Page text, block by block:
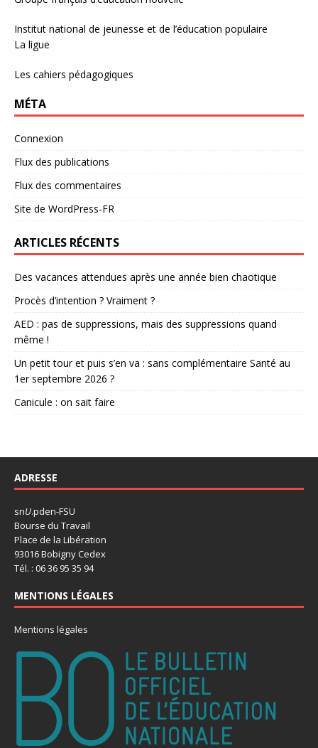
Institut national de jeunesse et de l’éducation populaire
La ligue
Les cahiers pédagogiques
MÉTA
Connexion
Flux des publications
Flux des commentaires
Site de WordPress-FR
ARTICLES RÉCENTS
Des vacances attendues après une année bien chaotique
Procès d’intention ? Vraiment ?
AED : pas de suppressions, mais des suppressions quand
même !
Un petit tour et puis s’en va : sans complémentaire Santé au
1er septembre 2026 ?
Canicule : on sait faire
ADRESSE
snU.pden-FSU
Bourse du Travail
Place de la Libération
93016 Bobigny Cedex
Tél. : 06 36 95 35 94
MENTIONS LÉGALES
Mentions légales